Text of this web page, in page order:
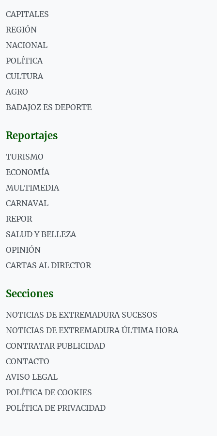
CAPITALES
REGIÓN
NACIONAL
POLÍTICA
CULTURA
AGRO
BADAJOZ ES DEPORTE
Reportajes
TURISMO
ECONOMÍA
MULTIMEDIA
CARNAVAL
REPOR
SALUD Y BELLEZA
OPINIÓN
CARTAS AL DIRECTOR
Secciones
NOTICIAS DE EXTREMADURA SUCESOS
NOTICIAS DE EXTREMADURA ÚLTIMA HORA
CONTRATAR PUBLICIDAD
CONTACTO
AVISO LEGAL
POLÍTICA DE COOKIES
POLÍTICA DE PRIVACIDAD